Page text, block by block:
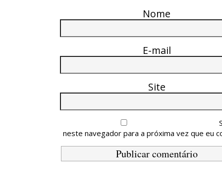
Nome
E-mail
Site
neste navegador para a próxima vez que eu